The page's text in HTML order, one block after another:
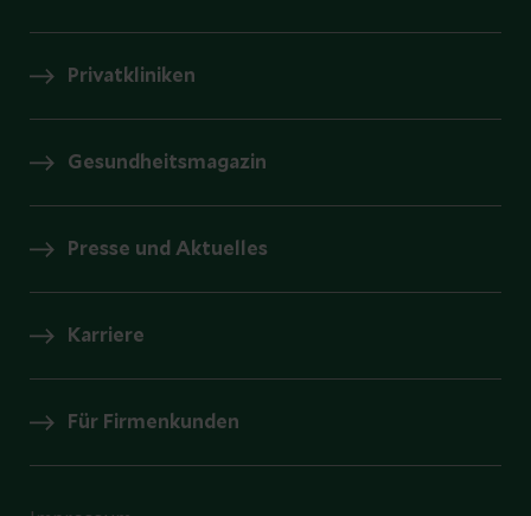
Privatkliniken
Gesundheitsmagazin
Presse und Aktuelles
Karriere
Für Firmenkunden